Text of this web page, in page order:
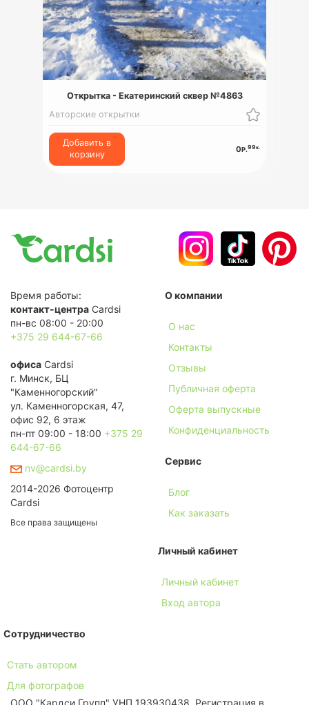
Открытка - Екатеринский сквер №4863
Авторские открытки
Добавить в
корзину
0Р.99к.
Время работы:
контакт-центра Cardsi
пн-вс 08:00 - 20:00
+375 29 644-67-66
офиса Cardsi
г. Минск, БЦ
"Каменногорский"
ул. Каменногорская, 47,
офис 92, 6 этаж
пн-пт 09:00 - 18:00 +375 29
644-67-66
nv@cardsi.by
2014-2026 Фотоцентр
Cardsi
Все права защищены
О компании
О нас
Контакты
Отзывы
Публичная оферта
Оферта выпускные
Конфиденциальность
Сервис
Блог
Как заказать
Личный кабинет
Личный кабинет
Вход автора
Сотрудничество
Стать автором
Для фотографов